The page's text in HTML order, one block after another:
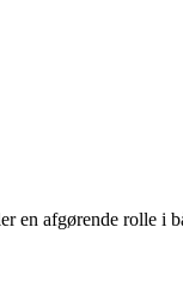
en afgørende rolle